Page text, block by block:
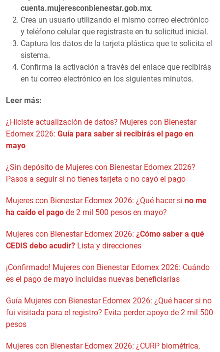
cuenta.mujeresconbienestar.gob.mx.
Crea un usuario utilizando el mismo correo electrónico
y teléfono celular que registraste en tu solicitud inicial.
Captura los datos de la tarjeta plástica que te solicita el
sistema.
Confirma la activación a través del enlace que recibirás
en tu correo electrónico en los siguientes minutos.
Leer más:
¿Hiciste actualización de datos? Mujeres con Bienestar
Edomex 2026: Guía para saber si recibirás el pago en
mayo
¿Sin depósito de Mujeres con Bienestar Edomex 2026?
Pasos a seguir si no tienes tarjeta o no cayó el pago
Mujeres con Bienestar Edomex 2026: ¿Qué hacer si no me
ha caído el pago de 2 mil 500 pesos en mayo?
Mujeres con Bienestar Edomex 2026: ¿Cómo saber a qué
CEDIS debo acudir? Lista y direcciones
¡Confirmado! Mujeres con Bienestar Edomex 2026: Cuándo
es el pago de mayo incluidas nuevas beneficiarias
Guía Mujeres con Bienestar Edomex 2026: ¿Qué hacer si no
fui visitada para el registro? Evita perder apoyo de 2 mil 500
pesos
Mujeres con Bienestar Edomex 2026: ¿CURP biométrica,